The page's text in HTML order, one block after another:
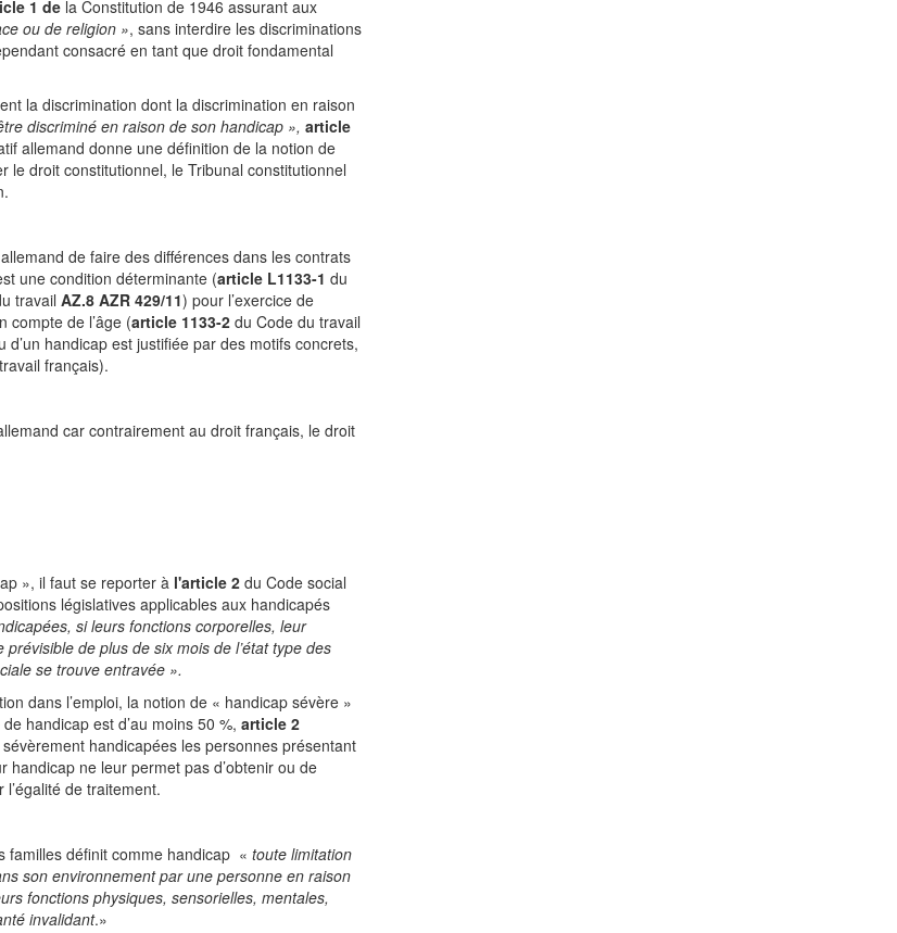
1 de la Constitution de 1946 assurant aux
ou de religion », sans interdire les discriminations
consacré en tant que droit fondamental
la discrimination dont la discrimination en raison
discriminé en raison de son handicap », article
allemand donne une définition de la notion de
le droit constitutionnel, le Tribunal constitutionnel
de faire des différences dans les contrats
une condition déterminante (article L1133-1 du
travail AZ.8 AZR 429/11) pour l’exercice de
compte de l’âge (article 1133-2 du Code du travail
handicap est justifiée par des motifs concrets,
français).
car contrairement au droit français, le droit
», il faut se reporter à l'article 2 du Code social
législatives applicables aux handicapés
si leurs fonctions corporelles, leur
de plus de six mois de l’état type des
se trouve entravée ».
dans l’emploi, la notion de « handicap sévère »
handicap est d’au moins 50 %, article 2
handicapées les personnes présentant
handicap ne leur permet pas d’obtenir ou de
de traitement.
familles définit comme handicap « toute limitation
son environnement par une personne en raison
fonctions physiques, sensorielles, mentales,
invalidant.»